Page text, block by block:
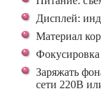
Дисплей:
Материал
Фокусировка
Заряжать
сети 220В